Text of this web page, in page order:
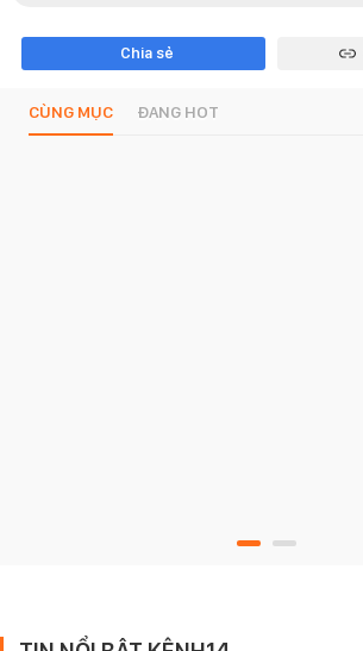
Chia sẻ
CÙNG MỤC ĐANG HOT